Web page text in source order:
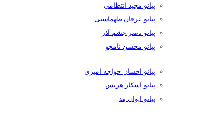
پیانو مجید انتظامی
پیانو عرفان طهماسبی
پیانو ناصر چشم آذر
پیانو محسن نامجو
پیانو احسان خواجه امیری
پیانو اسکار هریس
پیانو ایوان بند